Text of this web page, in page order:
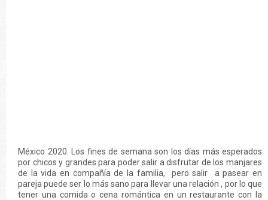
México 2020. Los fines de semana son los días más esperados
por chicos y grandes para poder salir a disfrutar de los manjares
de la vida en compañía de la familia, pero salir a pasear en
pareja puede ser lo más sano para llevar una relación , por lo que
tener una comida o cena romántica en un restaurante con la